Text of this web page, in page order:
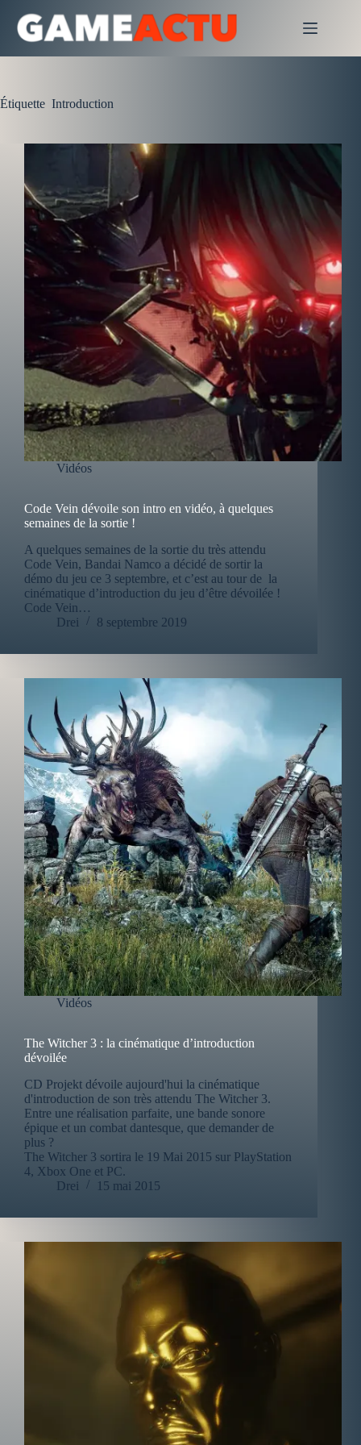
contenu
Étiquette Introduction
Vidéos
Code Vein dévoile son intro en vidéo, à quelques
semaines de la sortie !
A quelques semaines de la sortie du très attendu
Code Vein, Bandai Namco a décidé de sortir la
démo du jeu ce 3 septembre, et c’est au tour de la
cinématique d’introduction du jeu d’être dévoilée !
Code Vein…
Drei
8 septembre 2019
Vidéos
The Witcher 3 : la cinématique d’introduction
dévoilée
CD Projekt dévoile aujourd'hui la cinématique
d'introduction de son très attendu The Witcher 3.
Entre une réalisation parfaite, une bande sonore
épique et un combat dantesque, que demander de
plus ?
The Witcher 3 sortira le 19 Mai 2015 sur PlayStation
4, Xbox One et PC.
Drei
15 mai 2015